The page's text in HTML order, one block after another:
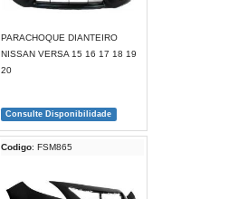
PARACHOQUE DIANTEIRO
NISSAN VERSA 15 16 17 18 19
20
Consulte Disponibilidade
Codigo: FSM865